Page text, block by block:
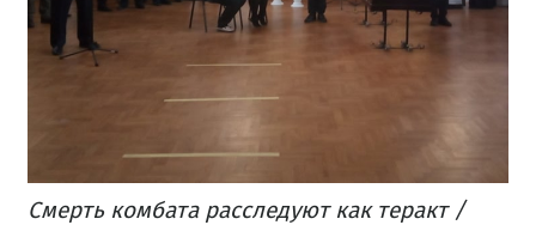
Смерть комбата расследуют как теракт /